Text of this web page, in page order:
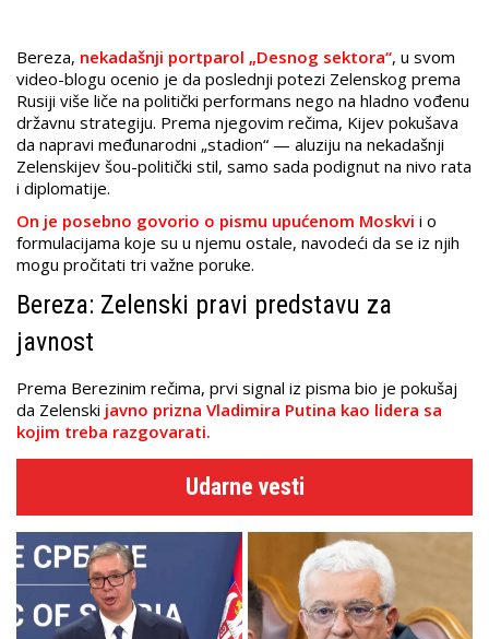
Bereza, nekadašnji portparol „Desnog sektora“, u svom
video-blogu ocenio je da poslednji potezi Zelenskog prema
Rusiji više liče na politički performans nego na hladno vođenu
državnu strategiju. Prema njegovim rečima, Kijev pokušava
da napravi međunarodni „stadion“ — aluziju na nekadašnji
Zelenskijev šou-politički stil, samo sada podignut na nivo rata
i diplomatije.
On je posebno govorio o pismu upućenom Moskvi i o
formulacijama koje su u njemu ostale, navodeći da se iz njih
mogu pročitati tri važne poruke.
Bereza: Zelenski pravi predstavu za
javnost
Prema Berezinim rečima, prvi signal iz pisma bio je pokušaj
da Zelenski javno prizna Vladimira Putina kao lidera sa
kojim treba razgovarati.
Udarne vesti